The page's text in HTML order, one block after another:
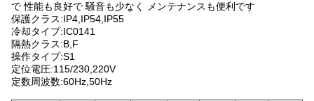
で 性能も良好で 騒音も少なく メンテナンスも便利です
保護クラス:IP4,IP54,IP55
冷却タイプ:IC0141
隔熱クラス:B,F
操作タイプ:S1
定位電圧:115/230,220V
定数周波数:60Hz,50Hz